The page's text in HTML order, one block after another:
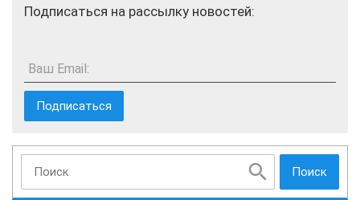
Поиск
Подписаться на рассылку новостей:
Ваш Email: